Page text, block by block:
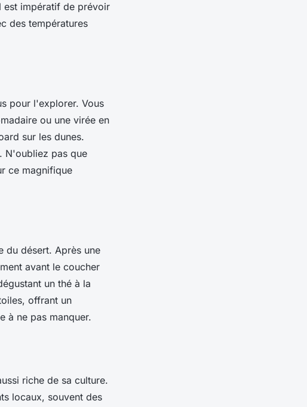
est impératif de prévoir
des températures
pour l'explorer. Vous
ou une virée en
sur les dunes.
N'oubliez pas que
ce magnifique
du désert. Après une
avant le coucher
un thé à la
offrant un
à ne pas manquer.
riche de sa culture.
locaux, souvent des